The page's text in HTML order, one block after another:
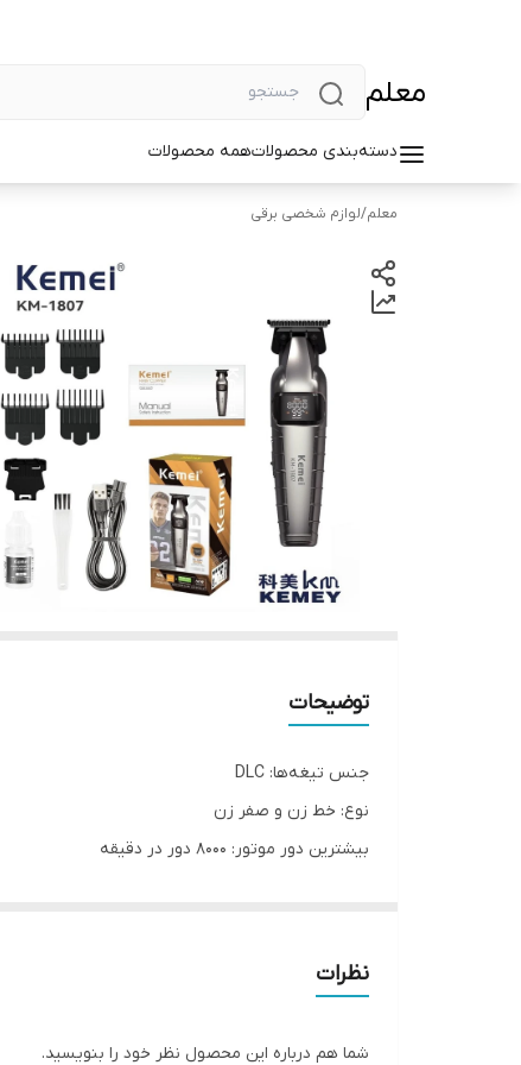
معلم
دسته‌بندی محصولاتهمه محصولات
معلم/لوازم شخصی برقی
توضیحات
جنس تیغه‌ها: DLC
نوع: خط زن و صفر زن
بیشترین دور موتور: 8000 دور در دقیقه
امکان استفاده مدوام تا 120 دقیقه
صفحه نمایش: LED
نظرات
شما هم درباره این محصول نظر خود را بنویسید.